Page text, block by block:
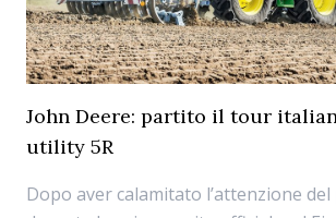
John Deere: partito il tour
utility 5R
Dopo aver calamitato l’attenzione